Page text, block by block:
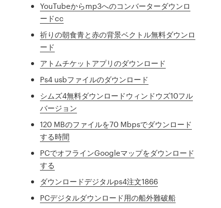
YouTubeからmp3へのコンバーターダウンロ
ードcc
祈りの朝食青と赤の背景ベクトル無料ダウンロ
ード
アトムチケットアプリのダウンロード
Ps4 usbファイルのダウンロード
シムズ4無料ダウンロードウィンドウズ10フル
バージョン
120 MBのファイルを70 Mbpsでダウンロード
する時間
PCでオフラインGoogleマップをダウンロード
する
ダウンロードデジタルps4注文1866
PCデジタルダウンロード用の船外難破船